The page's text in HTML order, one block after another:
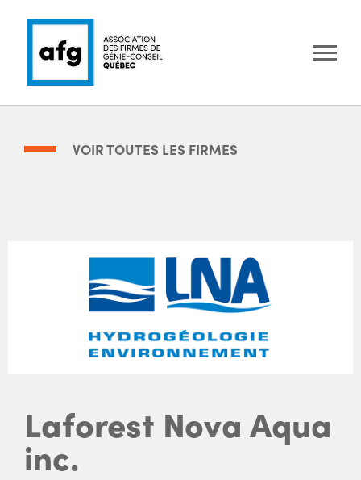
VOIR TOUTES LES FIRMES
Laforest Nova Aqua
inc.